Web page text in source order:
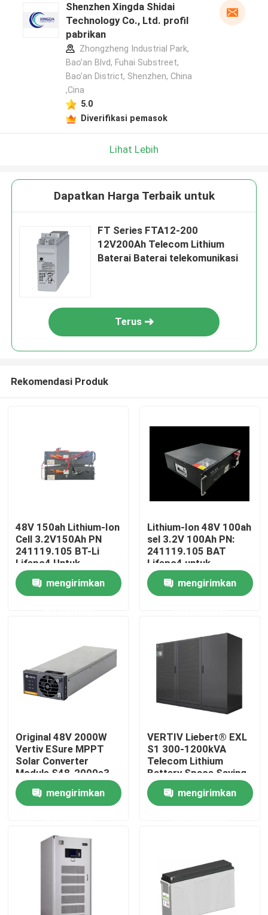
Rumah
Produk
kabinet telekomunikasi luar ruangan
Kabinet Peralatan Telekomunikasi
Kabinet baterai telekomunikasi
Kabinet Rack Server Jaringan
Sistem Daya DC Telekomunikasi
Shenzhen Xingda Shidai
Technology Co., Ltd. profil
pabrikan
Zhongzheng Industrial Park,
Bao’an Blvd, Fuhai Substreet,
Bao’an District, Shenzhen, China
,Cina
5.0
Diverifikasi pemasok
Lihat Lebih
Dapatkan Harga Terbaik untuk
FT Series FTA12-200
12V200Ah Telecom Lithium
Baterai Baterai telekomunikasi
Terus
Rekomendasi Produk
48V 150ah Lithium-Ion
Cell 3.2V150Ah PN
241119.105 BT-Li
Lifepo4 Untuk
Komunikasi Jaringan
yang Didukung Secara
Paralel
mengirimkan
Lithium-Ion 48V 100ah
sel 3.2V 100Ah PN:
241119.105 BAT
Lifepo4 untuk
komunikasi jaringan
yang didukung secara
paralel
mengirimkan
Original 48V 2000W
Vertiv ESure MPPT
Solar Converter
Module S48-2000e3
mengirimkan
VERTIV Liebert® EXL
S1 300-1200kVA
Telecom Lithium
Battery Space Saving
Design
mengirimkan